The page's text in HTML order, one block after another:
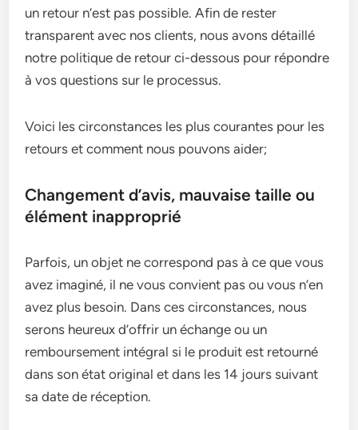
un retour n’est pas possible. Afin de rester
transparent avec nos clients, nous avons détaillé
notre politique de retour ci-dessous pour répondre
à vos questions sur le processus.
Voici les circonstances les plus courantes pour les
retours et comment nous pouvons aider;
Changement d’avis, mauvaise taille ou
élément inapproprié
Parfois, un objet ne correspond pas à ce que vous
avez imaginé, il ne vous convient pas ou vous n’en
avez plus besoin. Dans ces circonstances, nous
serons heureux d’offrir un échange ou un
remboursement intégral si le produit est retourné
dans son état original et dans les 14 jours suivant
sa date de réception.